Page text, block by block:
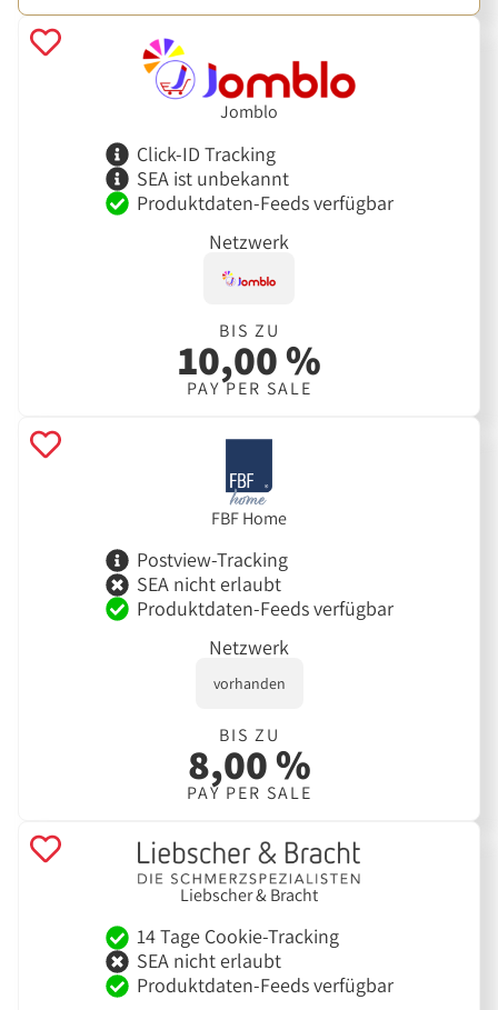
Jomblo
Click-ID Tracking
SEA ist unbekannt
Produktdaten-Feeds verfügbar
Netzwerk
BIS ZU
10,00 %
PAY PER SALE
FBF Home
Postview-Tracking
SEA nicht erlaubt
Produktdaten-Feeds verfügbar
Netzwerk
vorhanden
BIS ZU
8,00 %
PAY PER SALE
Liebscher & Bracht
14 Tage Cookie-Tracking
SEA nicht erlaubt
Produktdaten-Feeds verfügbar